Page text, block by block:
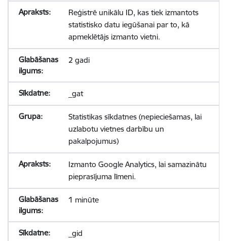
Reģistrē unikālu ID, kas tiek izmantots
statistisko datu iegūšanai par to, kā
apmeklētājs izmanto vietni.
2 gadi
_gat
Statistikas sīkdatnes (nepieciešamas, lai
uzlabotu vietnes darbību un
pakalpojumus)
Izmanto Google Analytics, lai samazinātu
pieprasījuma līmeni.
1 minūte
_gid